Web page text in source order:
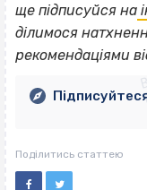
ще підписуйся на
ділимося
рекомендаціями
Поділитись статтею